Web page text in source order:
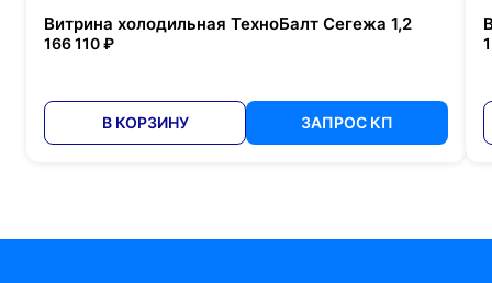
Витрина холодильная ТехноБалт Сегежа 1,2
166 110 ₽
В КОРЗИНУ ЗАПРОС КП